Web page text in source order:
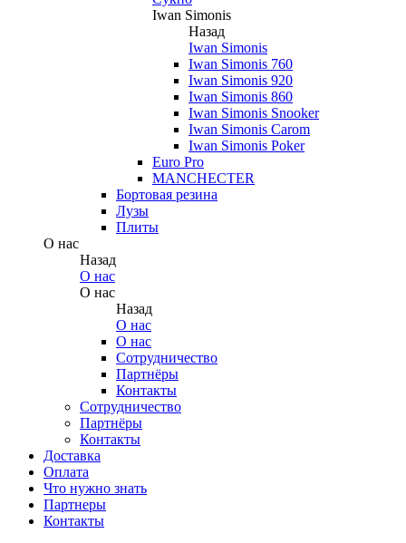
Iwan Simonis
Назад
Iwan Simonis
Iwan Simonis 760
Iwan Simonis 920
Iwan Simonis 860
Iwan Simonis Snooker
Iwan Simonis Carom
Iwan Simonis Poker
Euro Pro
MANCHECTER
Бортовая резина
Лузы
Плиты
О нас
Назад
О нас
О нас
Назад
О нас
О нас
Сотрудничество
Партнёры
Контакты
Сотрудничество
Партнёры
Контакты
Доставка
Оплата
Что нужно знать
Партнеры
Контакты